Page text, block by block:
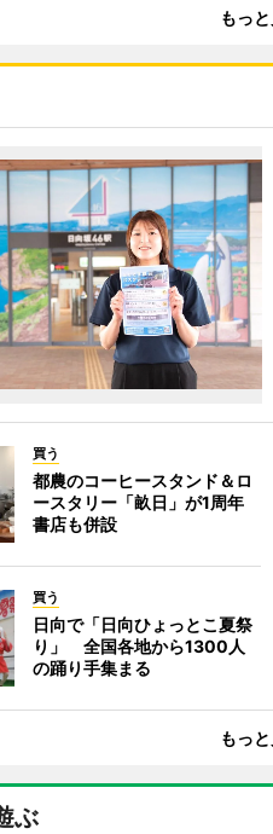
もっ
買う
都農のコーヒースタンド＆ロ
ースタリー「畝日」が1周年
書店も併設
買う
日向で「日向ひょっとこ夏祭
り」 全国各地から1300人
の踊り手集まる
もっ
ぶ